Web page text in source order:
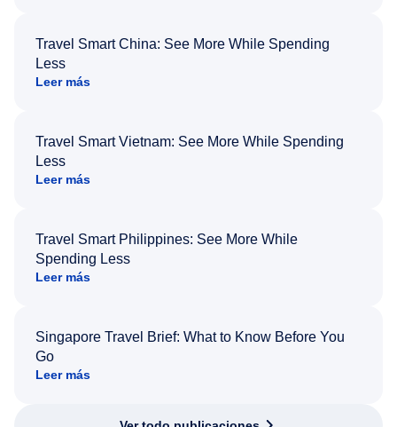
Travel Smart China: See More While Spending
Less
Leer más
Travel Smart Vietnam: See More While Spending
Less
Leer más
Travel Smart Philippines: See More While
Spending Less
Leer más
Singapore Travel Brief: What to Know Before You
Go
Leer más